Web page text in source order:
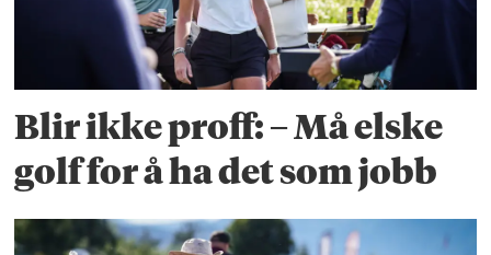
Blir ikke proff: – Må elske
golf for å ha det som jobb